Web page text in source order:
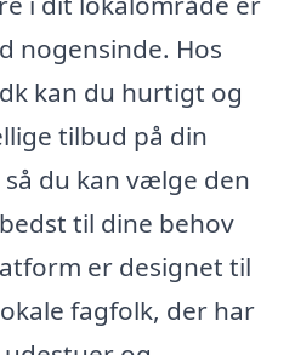
nogensinde. Hos
kan du hurtigt og
tilbud på din
du kan vælge den
til dine behov
er designet til
fagfolk, der har